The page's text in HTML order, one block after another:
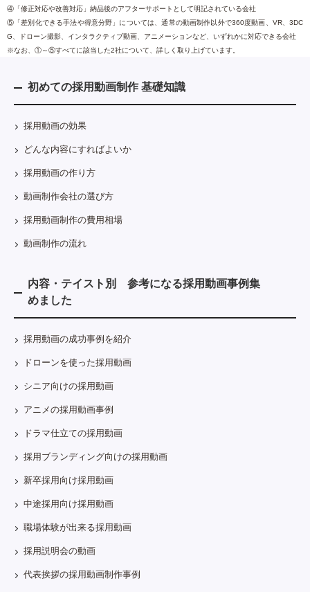
④「修正対応や改善対応」納品後のアフターサポートとして明記されている会社
⑤「差別化できる手法や得意分野」については、通常の動画制作以外で360度動画、VR、3DC
G、ドローン撮影、インタラクティブ動画、アニメーションなど、いずれかに対応できる会社
※なお、①～⑤すべてに該当した2社について、詳しく取り上げています。
初めての採用動画制作 基礎知識
採用動画の効果
どんな内容にすればよいか
採用動画の作り方
動画制作会社の選び方
採用動画制作の費用相場
動画制作の流れ
内容・テイスト別 参考になる採用動画事例集
めました
採用動画の成功事例を紹介
ドローンを使った採用動画
シニア向けの採用動画
アニメの採用動画事例
ドラマ仕立ての採用動画
採用ブランディング向けの採用動画
新卒採用向け採用動画
中途採用向け採用動画
職場体験が出来る採用動画
採用説明会の動画
代表挨拶の採用動画制作事例